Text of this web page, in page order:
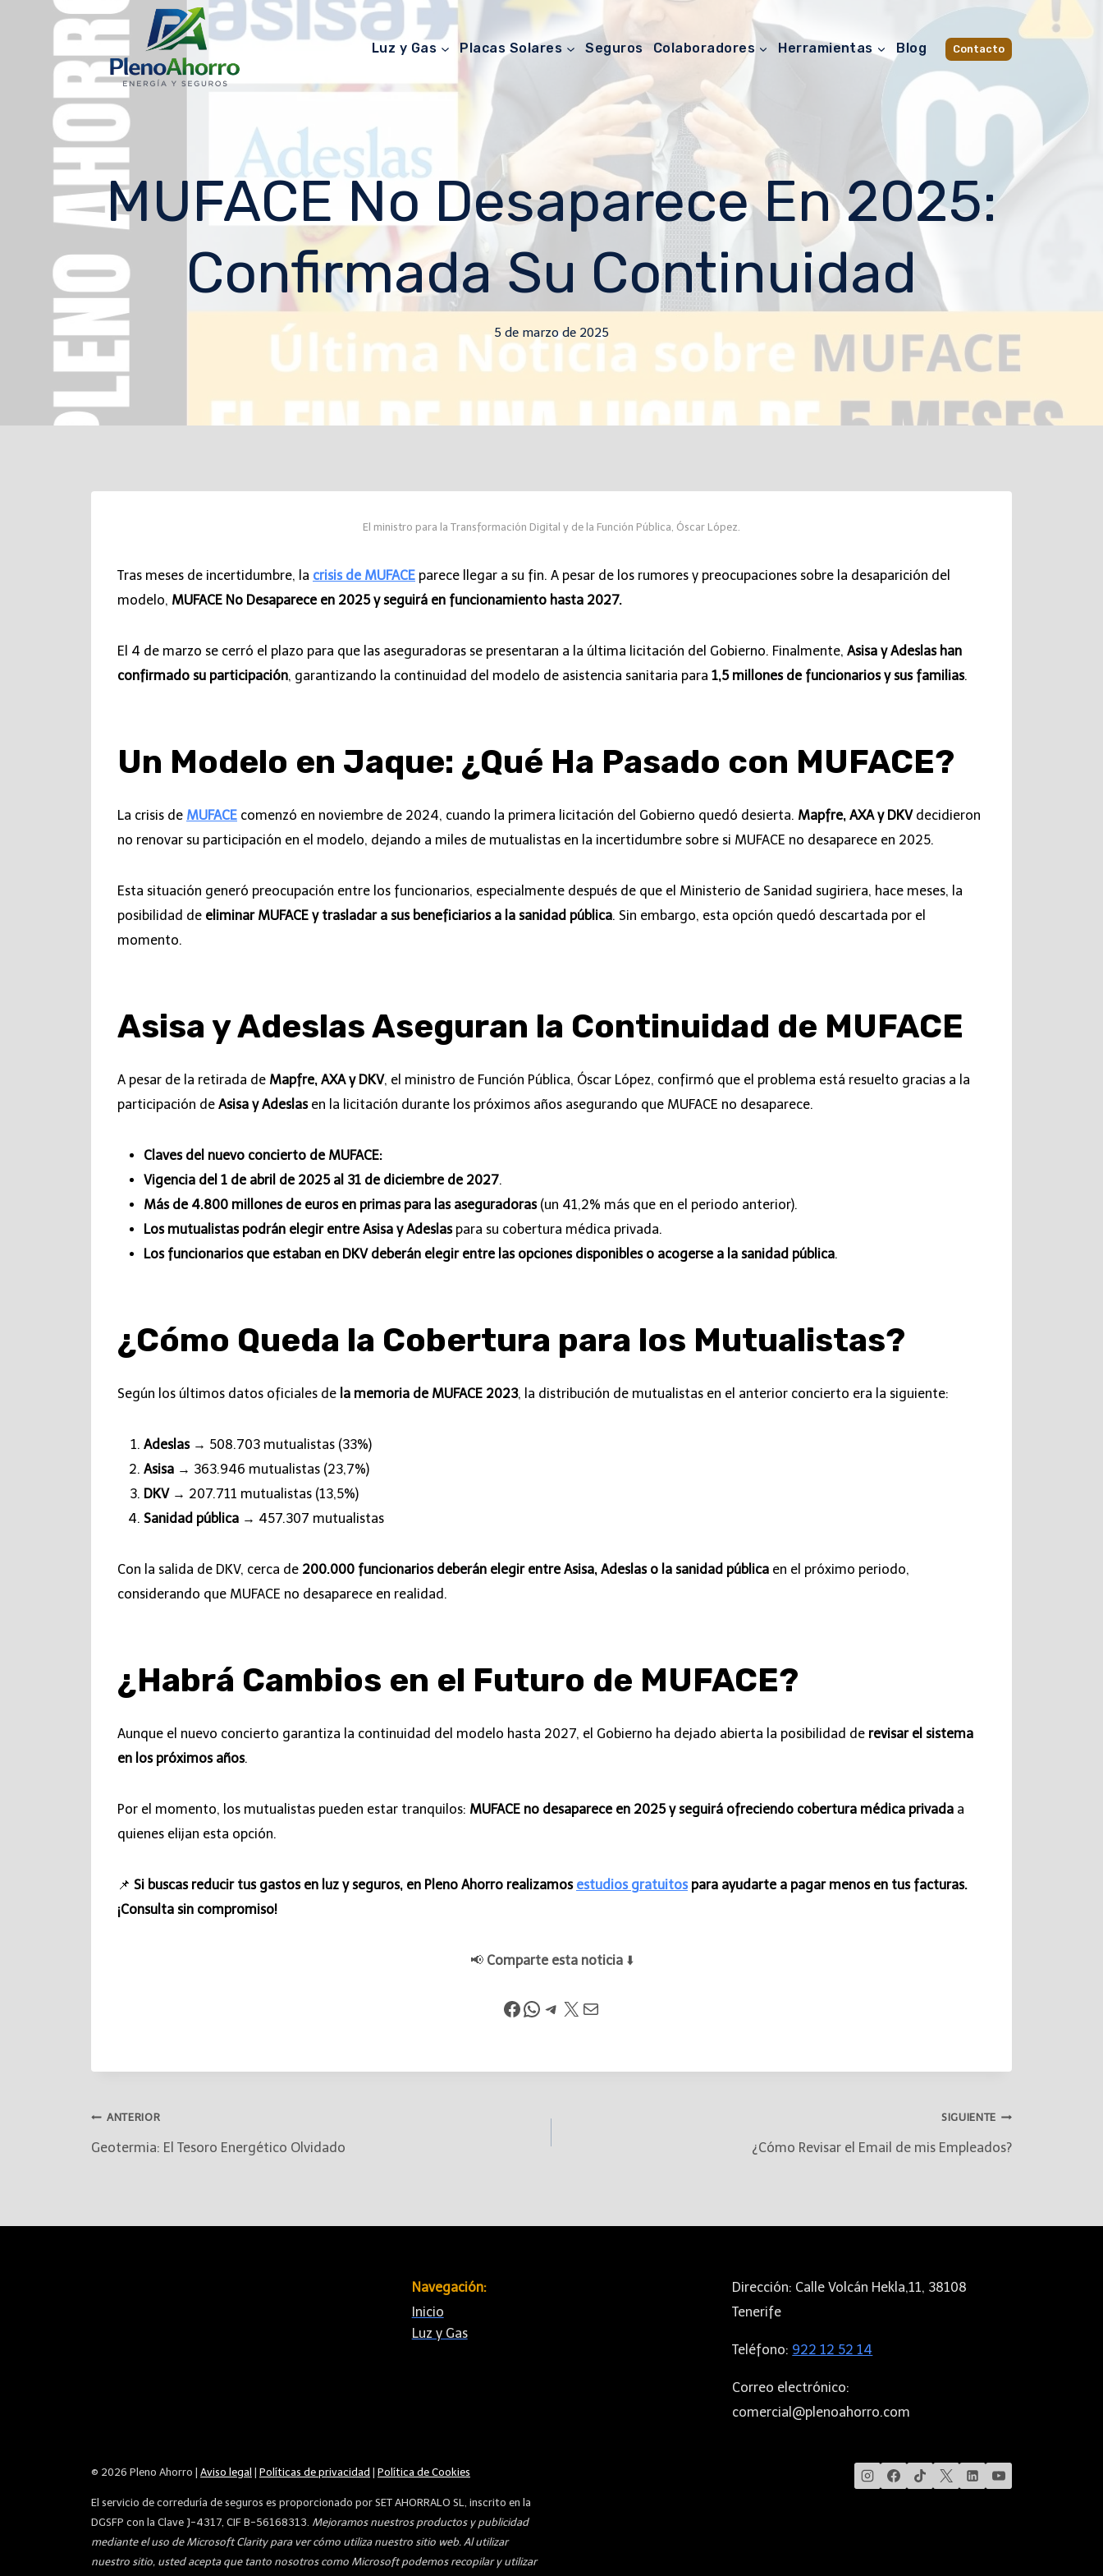
contenido
Luz y Gas Placas Solares Seguros Colaboradores Herramientas Blog Contacto
MUFACE No Desaparece En 2025:
Confirmada Su Continuidad
5 de marzo de 2025
El ministro para la Transformación Digital y de la Función Pública, Óscar López.
Tras meses de incertidumbre, la crisis de MUFACE parece llegar a su fin. A pesar de los rumores y preocupaciones sobre la desaparición del
modelo, MUFACE No Desaparece en 2025 y seguirá en funcionamiento hasta 2027.
El 4 de marzo se cerró el plazo para que las aseguradoras se presentaran a la última licitación del Gobierno. Finalmente, Asisa y Adeslas han
confirmado su participación, garantizando la continuidad del modelo de asistencia sanitaria para 1,5 millones de funcionarios y sus familias.
Un Modelo en Jaque: ¿Qué Ha Pasado con MUFACE?
La crisis de MUFACE comenzó en noviembre de 2024, cuando la primera licitación del Gobierno quedó desierta. Mapfre, AXA y DKVdecidieron
no renovar su participación en el modelo, dejando a miles de mutualistas en la incertidumbre sobre si MUFACE no desaparece en 2025.
Esta situación generó preocupación entre los funcionarios, especialmente después de que el Ministerio de Sanidad sugiriera, hace meses, la
posibilidad de eliminar MUFACE y trasladar a sus beneficiarios a la sanidad pública. Sin embargo, esta opción quedó descartada por el
momento.
Asisa y Adeslas Aseguran la Continuidad de MUFACE
A pesar de la retirada de Mapfre, AXA y DKV, el ministro de Función Pública, Óscar López, confirmó que el problema está resuelto gracias a la
participación de Asisa y Adeslasen la licitación durante los próximos años asegurando que MUFACE no desaparece.
Claves del nuevo concierto de MUFACE:
Vigencia del 1 de abril de 2025 al 31 de diciembre de 2027.
Más de 4.800 millones de euros en primas para las aseguradoras(un 41,2% más que en el periodo anterior).
Los mutualistas podrán elegir entre Asisa y Adeslaspara su cobertura médica privada.
Los funcionarios que estaban en DKV deberán elegir entre las opciones disponibles o acogerse a la sanidad pública.
¿Cómo Queda la Cobertura para los Mutualistas?
Según los últimos datos oficiales de la memoria de MUFACE 2023, la distribución de mutualistas en el anterior concierto era la siguiente:
Adeslas→ 508.703 mutualistas (33%)
Asisa → 363.946 mutualistas (23,7%)
DKV→ 207.711 mutualistas (13,5%)
Sanidad pública → 457.307 mutualistas
Con la salida de DKV, cerca de 200.000 funcionarios deberán elegir entre Asisa, Adeslas o la sanidad pública en el próximo periodo,
considerando que MUFACE no desaparece en realidad.
¿Habrá Cambios en el Futuro de MUFACE?
Aunque el nuevo concierto garantiza la continuidad del modelo hasta 2027, el Gobierno ha dejado abierta la posibilidad de revisar el sistema
en los próximos años.
Por el momento, los mutualistas pueden estar tranquilos: MUFACE no desaparece en 2025 y seguirá ofreciendo cobertura médica privada a
quienes elijan esta opción.
📌 Si buscas reducir tus gastos en luz y seguros, en Pleno Ahorro realizamos estudios gratuitos para ayudarte a pagar menos en tus facturas.
¡Consulta sin compromiso!
📢 Comparte esta noticia ⬇️
ANTERIOR
Geotermia: El Tesoro Energético Olvidado
SIGUIENTE
¿Cómo Revisar el Email de mis Empleados?
Navegación:
Inicio
Luz y Gas
Dirección: Calle Volcán Hekla,11, 38108
Tenerife
Teléfono: 922 12 52 14
Correo electrónico:
comercial@plenoahorro.com
© 2026 Pleno Ahorro | Aviso legal Políticas de privacidad Política de Cookies
El servicio de correduría de seguros es proporcionado por SET AHORRALO SL, inscrito en la
DGSFP con la Clave J-4317, CIF B-56168313. Mejoramos nuestros productos y publicidad
mediante el uso de Microsoft Clarity para ver cómo utiliza nuestro sitio web. Al utilizar
nuestro sitio, usted acepta que tanto nosotros como Microsoft podemos recopilar y utilizar